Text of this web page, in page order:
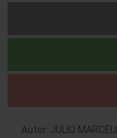
Autor: JULIO